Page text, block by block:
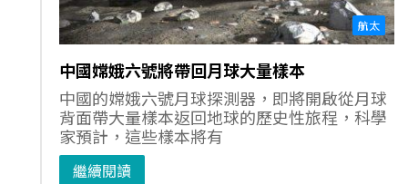
航太
中國嫦娥六號將帶回月球大量樣本
中國的嫦娥六號月球探測器，即將開啟從月球
背面帶大量樣本返回地球的歷史性旅程，科學
家預計，這些樣本將有
繼續閱讀